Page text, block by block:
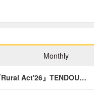
Monthly
Rural Act'26』TENDOU…